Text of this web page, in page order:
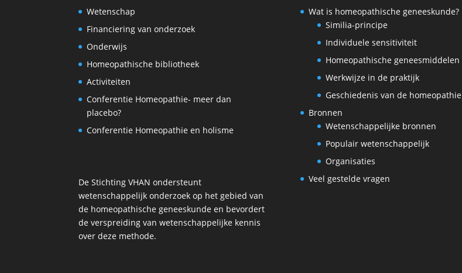
Wetenschap
Financiering van onderzoek
Onderwijs
Homeopathische bibliotheek
Activiteiten
Conferentie Homeopathie- meer dan
placebo?
Conferentie Homeopathie en holisme
De Stichting VHAN ondersteunt
wetenschappelijk onderzoek op het gebied van
de homeopathische geneeskunde en bevordert
de verspreiding van wetenschappelijke kennis
over deze methode.
Wat is homeopathische geneeskunde?
Similia-principe
Individuele sensitiviteit
Homeopathische geneesmiddelen
Werkwijze in de praktijk
Geschiedenis van de homeopathie
Bronnen
Wetenschappelijke bronnen
Populair wetenschappelijk
Organisaties
Veel gestelde vragen